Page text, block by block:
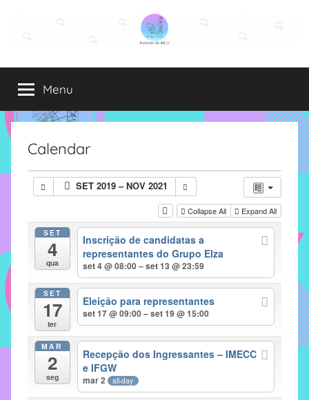
conteúdo
Grupo
Elza
Elza
é
formado
alunas,
funcionárias
IMECC
como
atribuição
implementar
mecanismos
proporcionem
Menu
Calendar
SET 2019 – NOV 2021
Collapse All Expand All
SET
4
qua
Inscrição de candidatas a
representantes do Grupo Elza
set 4 @ 08:00 – set 13 @ 23:59
SET
17
ter
Eleição para representantes
set 17 @ 09:00 – set 19 @ 15:00
MAR
2
seg
Recepção dos Ingressantes – IMECC
e IFGW
mar 2 all-day